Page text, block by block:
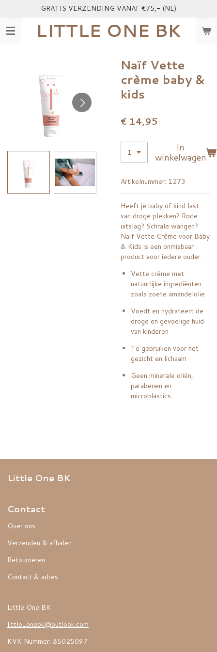
naar
LITTLE ONE BK
GRATIS VERZENDING VANAF €75,- (NL)
Naïf Vette
crème baby &
kids
€ 14,95
In
winkelwagen
Artikelnummer: 1273
Heeft je baby of kind last
van droge plekken? Rode
uitslag? Schrale wangen?
Naïf Vette Crème voor Baby
& Kids is een onmisbaar
product voor iedere ouder.
Vette crème met
natuurlijke ingrediënten
zoals zoete amandelolie
Voedt en hydrateert de
droge en gevoelige huid
van kinderen
Te gebruiken voor het
gezicht en lichaam
Geen minerale oliën,
parabenen en
microplastics
Little One BK
Contact
Over ons
Verzenden & afhalen
Retourneren
Contact & adres
Little One BK
little_onebk@outlook.com
KVK Nummer: 85025097